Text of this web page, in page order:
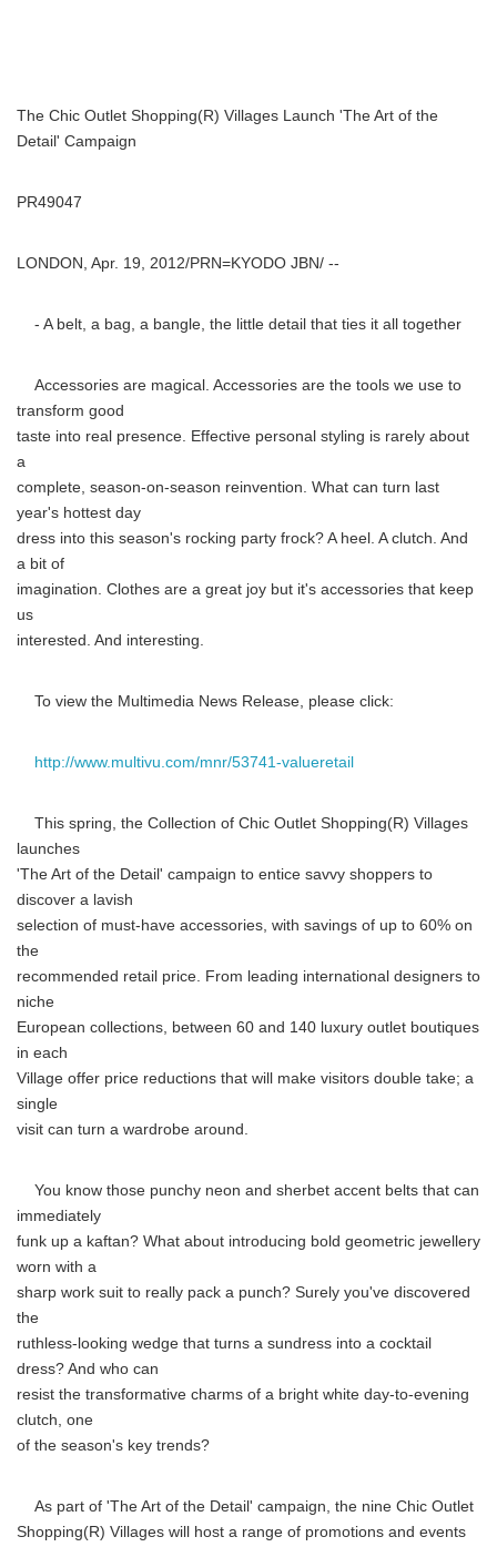
The Chic Outlet Shopping(R) Villages Launch 'The Art of the
Detail' Campaign
PR49047
LONDON, Apr. 19, 2012/PRN=KYODO JBN/ --
- A belt, a bag, a bangle, the little detail that ties it all together
Accessories are magical. Accessories are the tools we use to
transform good
taste into real presence. Effective personal styling is rarely about
a
complete, season-on-season reinvention. What can turn last
year's hottest day
dress into this season's rocking party frock? A heel. A clutch. And
a bit of
imagination. Clothes are a great joy but it's accessories that keep
us
interested. And interesting.
To view the Multimedia News Release, please click:
http://www.multivu.com/mnr/53741-valueretail
This spring, the Collection of Chic Outlet Shopping(R) Villages
launches
'The Art of the Detail' campaign to entice savvy shoppers to
discover a lavish
selection of must-have accessories, with savings of up to 60% on
the
recommended retail price. From leading international designers to
niche
European collections, between 60 and 140 luxury outlet boutiques
in each
Village offer price reductions that will make visitors double take; a
single
visit can turn a wardrobe around.
You know those punchy neon and sherbet accent belts that can
immediately
funk up a kaftan? What about introducing bold geometric jewellery
worn with a
sharp work suit to really pack a punch? Surely you've discovered
the
ruthless-looking wedge that turns a sundress into a cocktail
dress? And who can
resist the transformative charms of a bright white day-to-evening
clutch, one
of the season's key trends?
As part of 'The Art of the Detail' campaign, the nine Chic Outlet
Shopping(R) Villages will host a range of promotions and events